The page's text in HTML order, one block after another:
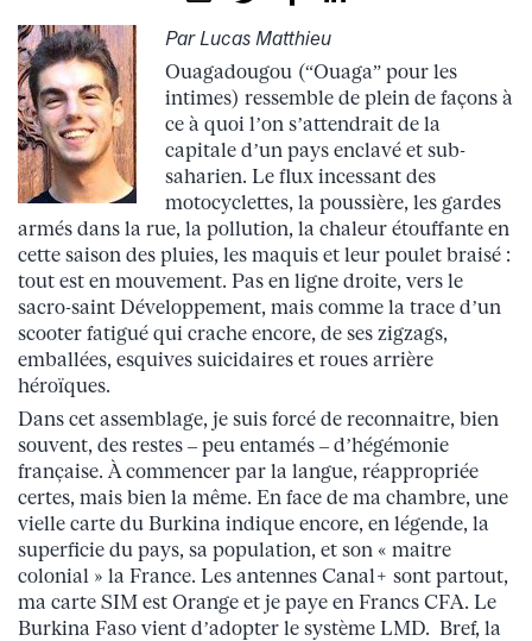
Par Lucas Matthieu
Ouagadougou (“Ouaga” pour les
intimes) ressemble de plein de façons à
ce à quoi l’on s’attendrait de la
capitale d’un pays enclavé et sub-
saharien. Le flux incessant des
motocyclettes, la poussière, les gardes
armés dans la rue, la pollution, la chaleur étouffante en
cette saison des pluies, les maquis et leur poulet braisé :
tout est en mouvement. Pas en ligne droite, vers le
sacro-saint Développement, mais comme la trace d’un
scooter fatigué qui crache encore, de ses zigzags,
emballées, esquives suicidaires et roues arrière
héroïques.
Dans cet assemblage, je suis forcé de reconnaitre, bien
souvent, des restes – peu entamés – d’hégémonie
française. À commencer par la langue, réappropriée
certes, mais bien la même. En face de ma chambre, une
vielle carte du Burkina indique encore, en légende, la
superficie du pays, sa population, et son « maitre
colonial » la France. Les antennes Canal+ sont partout,
ma carte SIM est Orange et je paye en Francs CFA. Le
Burkina Faso vient d’adopter le système LMD. Bref, la